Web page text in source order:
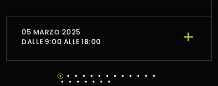
05 MARZO 2025
DALLE 9:00 ALLE 18:00